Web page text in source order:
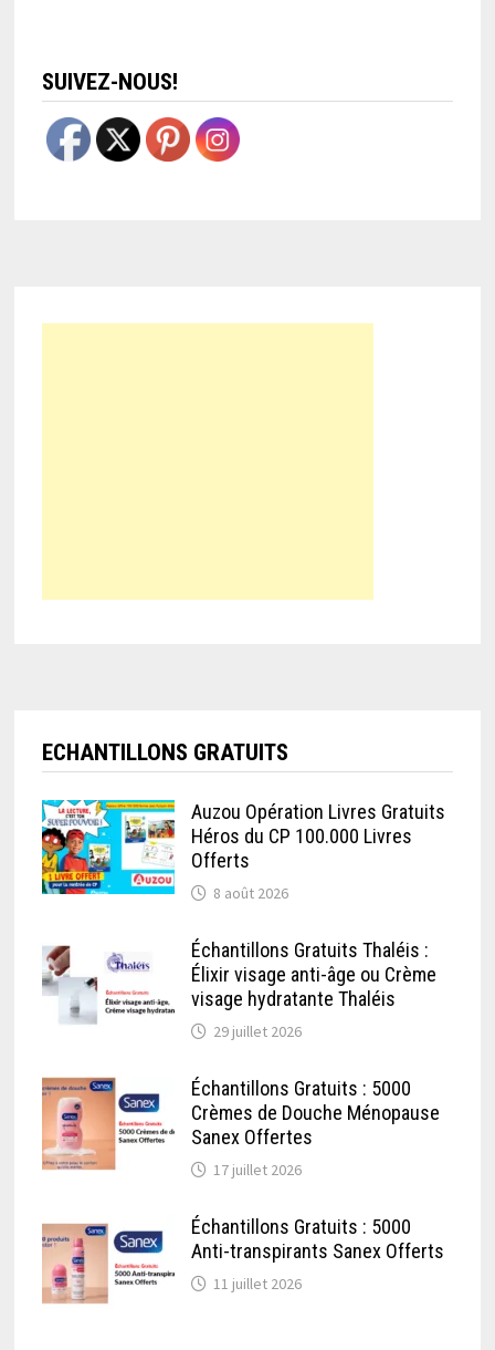
SUIVEZ-NOUS!
ECHANTILLONS GRATUITS
Auzou Opération Livres Gratuits
Héros du CP 100.000 Livres
Offerts
8 août 2026
Échantillons Gratuits Thaléis :
Élixir visage anti-âge ou Crème
visage hydratante Thaléis
29 juillet 2026
Échantillons Gratuits : 5000
Crèmes de Douche Ménopause
Sanex Offertes
17 juillet 2026
Échantillons Gratuits : 5000
Anti-transpirants Sanex Offerts
11 juillet 2026